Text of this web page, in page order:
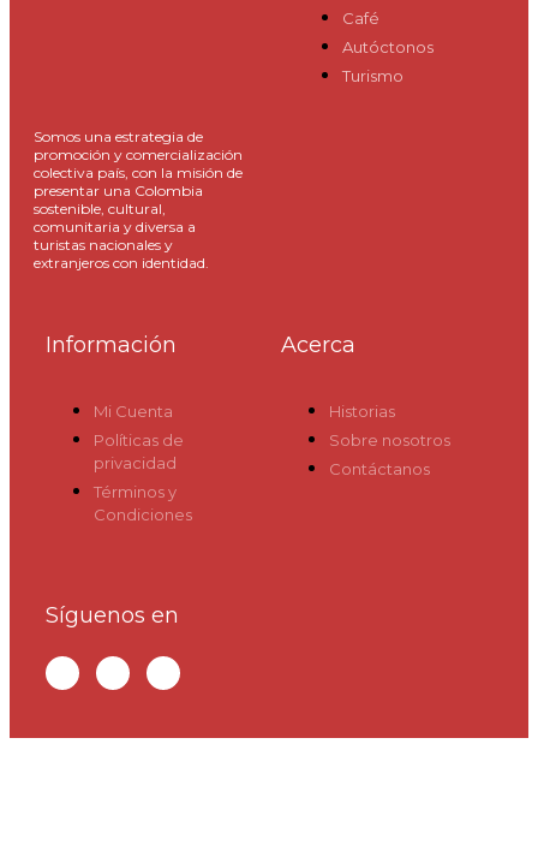
Somos una estrategia de
promoción y comercialización
colectiva país, con la misión de
presentar una Colombia
sostenible, cultural,
comunitaria y diversa a
turistas nacionales y
extranjeros con identidad.
Café
Autóctonos
Turismo
Información
Mi Cuenta
Políticas de
privacidad
Términos y
Condiciones
Acerca
Historias
Sobre nosotros
Contáctanos
Síguenos en